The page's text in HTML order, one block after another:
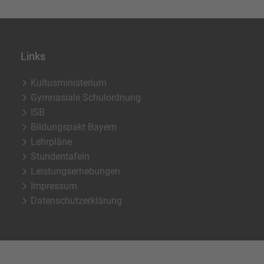
Links
Kultusministerium
Gymnasiale Schulordnung
ISB
Bildungspakt Bayern
Lehrpläne
Stundentafeln
Leistungserhebungen
Impressum
Datenschutzerklärung